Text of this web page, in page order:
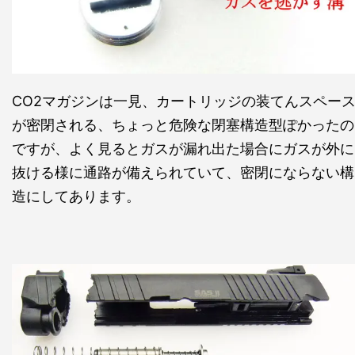
CO2マガジンは一見、カートリッジの装てんスペース
が密閉される、ちょっと危険な閉塞構造型ぽかったの
ですが、よく見るとガスが漏れ出た場合にガスが外に
抜ける様に通路が備えられていて、密閉にならない構
造にしてあります。